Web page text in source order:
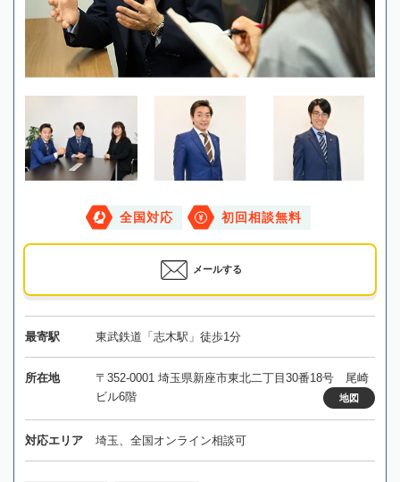
全国対応 初回相談無料
メールする
最寄駅 東武鉄道「志木駅」徒歩1分
所在地
〒352-0001 埼玉県新座市東北二丁目30番18号 尾崎
ビル6階
地図
対応エリア 埼玉、全国オンライン相談可